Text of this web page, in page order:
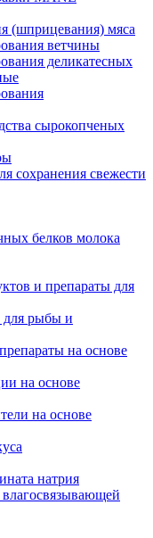
(шприцевания) мяса
ветчины
деликатесных
сырокопченых
сохранения свежести
белков молока
и препараты для
для рыбы и
на основе
на основе
на основе
натрия